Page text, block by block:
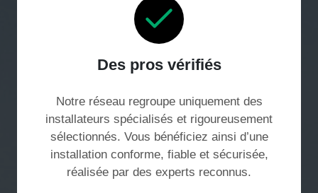
Des pros vérifiés
Notre réseau regroupe uniquement des
installateurs spécialisés et rigoureusement
sélectionnés. Vous bénéficiez ainsi d’une
installation conforme, fiable et sécurisée,
réalisée par des experts reconnus.